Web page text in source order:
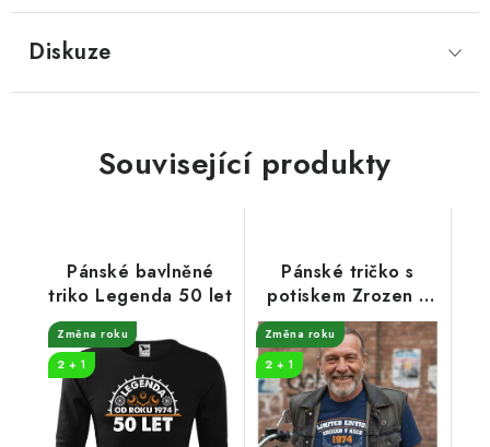
Diskuze
Související produkty
Pánské bavlněné
triko Legenda 50 let
Změna roku
2 + 1
Pánské tričko s
potiskem Zrozen v
roce 1974
Změna roku
2 + 1